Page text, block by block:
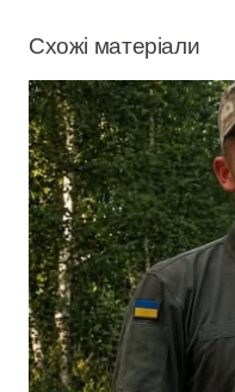
Схожі матеріали